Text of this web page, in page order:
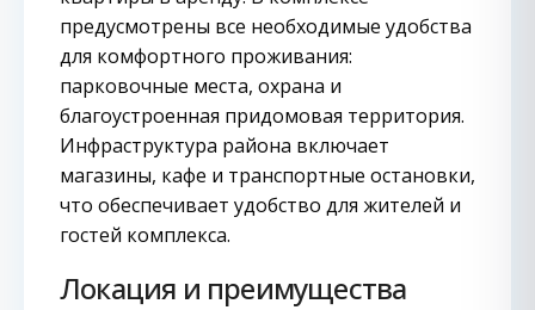
предусмотрены все необходимые удобства
для комфортного проживания:
парковочные места, охрана и
благоустроенная придомовая территория.
Инфраструктура района включает
магазины, кафе и транспортные остановки,
что обеспечивает удобство для жителей и
гостей комплекса.
Локация и преимущества